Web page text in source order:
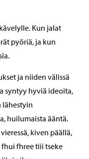
Kun jalat
pyöriä, ja kun
ja niiden välissä
syntyy hyviä ideoita,
lähestyin
huilumaista ääntä.
kiven päällä,
fhree tiii tseke